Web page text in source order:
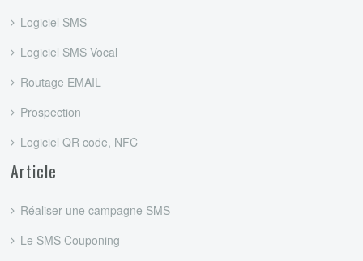
Logiciel SMS
Logiciel SMS Vocal
Routage EMAIL
Prospection
Logiciel QR code, NFC
Article
Réaliser une campagne SMS
Le SMS Couponing